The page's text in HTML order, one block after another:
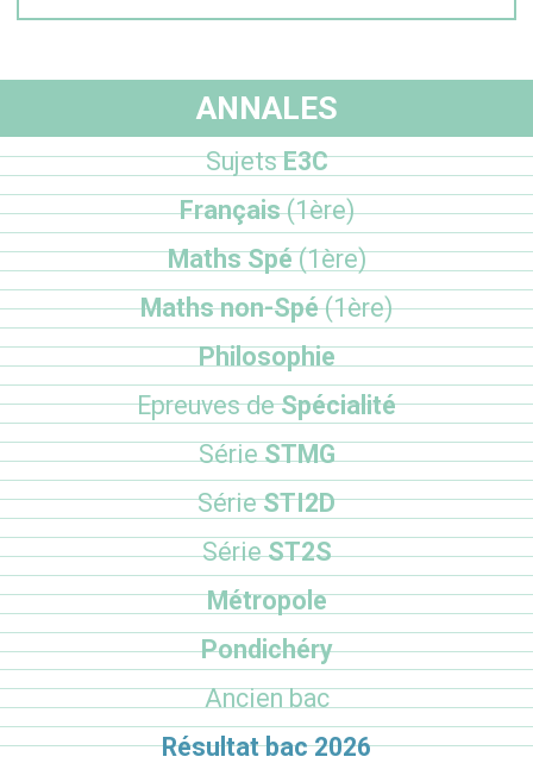
ANNALES
SujetsE3C
Français(1ère)
Maths Spé(1ère)
Maths non-Spé(1ère)
Philosophie
Epreuves deSpécialité
SérieSTMG
SérieSTI2D
SérieST2S
Métropole
Pondichéry
Ancien bac
Résultat bac 2026